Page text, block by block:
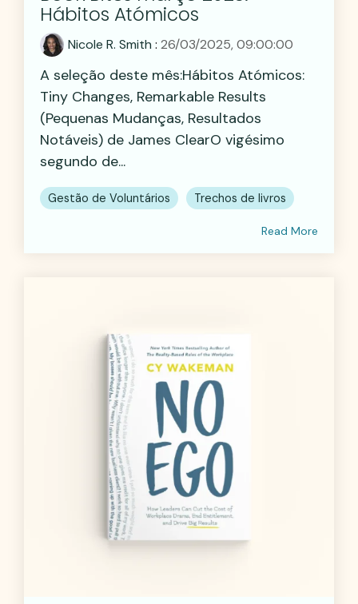
Hábitos Atómicos
Nicole R. Smith : 26/03/2025, 09:00:00
A seleção deste mês:Hábitos Atómicos:
Tiny Changes, Remarkable Results
(Pequenas Mudanças, Resultados
Notáveis) de James ClearO vigésimo
segundo de...
Gestão de Voluntários Trechos de livros
Read More